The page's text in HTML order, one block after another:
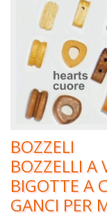
BOZZELI
BOZZELLI A
BIGOTTE A
GANCI PER